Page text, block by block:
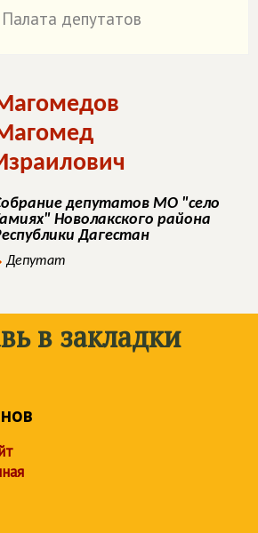
Палата депутатов
депутатов МО "село
Новолакского района
Дагестан
Депутат
в закладки